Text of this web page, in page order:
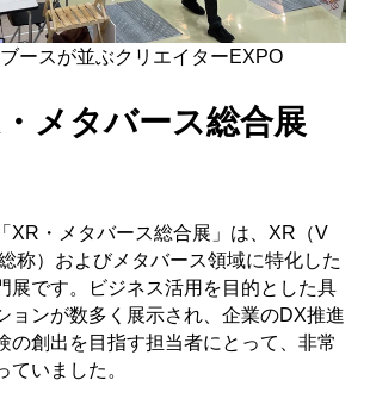
ースが並ぶクリエイターEXPO
メタバース総合展
XR・メタバース総合展」は、XR（V
称）およびメタバース領域に特化した
展です。ビジネス活用を目的とした具
ョンが数多く展示され、企業のDX推進
の創出を目指す担当者にとって、非常
ていました。